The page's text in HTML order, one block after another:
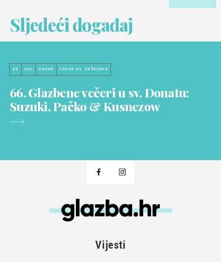
Sljedeći događaj
03 KOL ZADAR CRKVA SV. KRŠEVANA
66. Glazbene večeri u sv. Donatu:
Suzuki, Pačko & Kusnezow
Vijesti